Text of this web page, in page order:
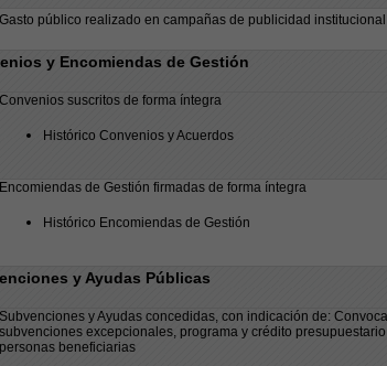
Gasto público realizado en campañas de publicidad institucional
y Encomiendas de Gestión
Convenios suscritos de forma íntegra
Histórico Convenios y Acuerdos
Encomiendas de Gestión firmadas de forma íntegra
Histórico Encomiendas de Gestión
y Ayudas Públicas
Subvenciones y Ayudas concedidas, con indicación de:
subvenciones excepcionales, programa y crédito
personas beneficiarias